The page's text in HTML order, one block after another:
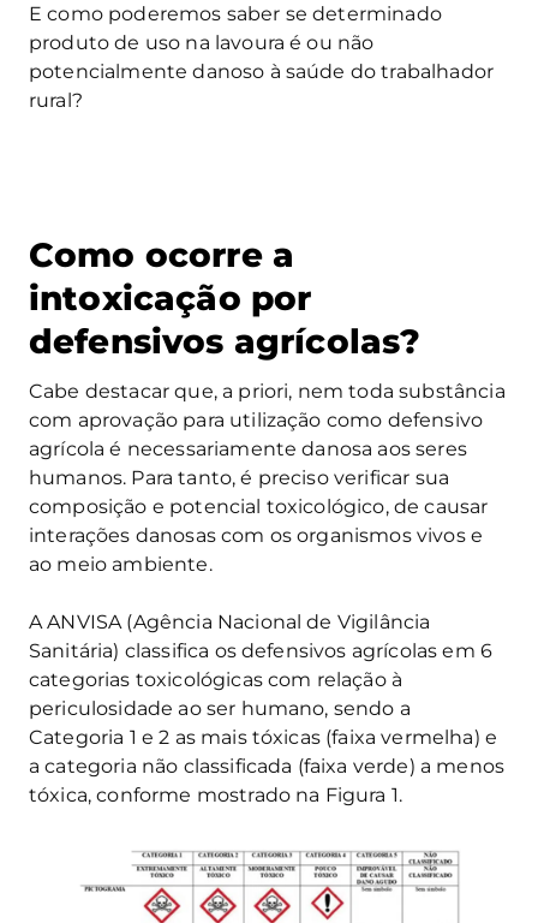
E como poderemos saber se determinado
produto de uso na lavoura é ou não
potencialmente danoso à saúde do trabalhador
rural?
Como ocorre a
intoxicação por
defensivos agrícolas?
Cabe destacar que, a priori, nem toda substância
com aprovação para utilização como defensivo
agrícola é necessariamente danosa aos seres
humanos. Para tanto, é preciso verificar sua
composição e potencial toxicológico, de causar
interações danosas com os organismos vivos e
ao meio ambiente.
A ANVISA (Agência Nacional de Vigilância
Sanitária) classifica os defensivos agrícolas em 6
categorias toxicológicas com relação à
periculosidade ao ser humano, sendo a
Categoria 1 e 2 as mais tóxicas (faixa vermelha) e
a categoria não classificada (faixa verde) a menos
tóxica, conforme mostrado na Figura 1.